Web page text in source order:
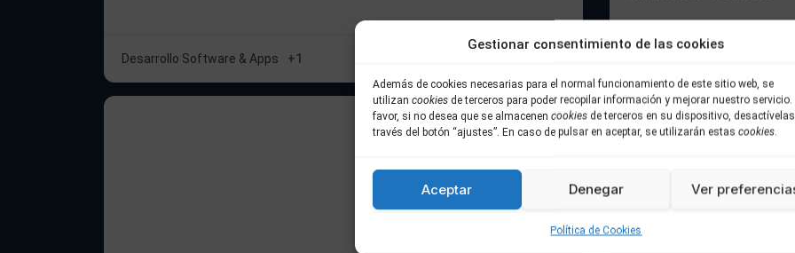
Gestionar consentimiento de las cookies
Además de cookies necesarias para el normal funcionamiento de este sitio web, se
utilizan cookies de terceros para poder recopilar información y mejorar nuestro servicio.
favor, si no desea que se almacenen cookies de terceros en su dispositivo,
través del botón “ajustes”. En caso de pulsar en aceptar, se utilizarán estas cookies.
Aceptar Denegar Ver
Política de Cookies
Desarrollo Software & Apps +1